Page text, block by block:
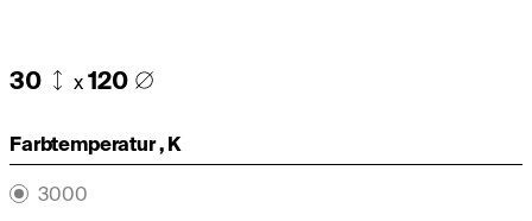
30 x120
Farbtemperatur , K
3000